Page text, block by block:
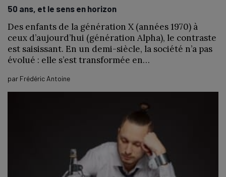
50 ans, et le sens en horizon
Des enfants de la génération X (années 1970) à
ceux d’aujourd’hui (génération Alpha), le contraste
est saisissant. En un demi-siècle, la société n’a pas
évolué : elle s’est transformée en…
par Frédéric Antoine